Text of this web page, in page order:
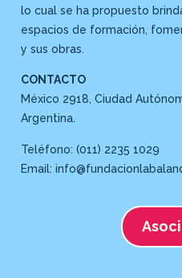
lo cual se ha propuesto
espacios de formación,
y sus obras.
CONTACTO
México 2918, Ciudad
Argentina.
Teléfono: (011) 2235 1029
Email: